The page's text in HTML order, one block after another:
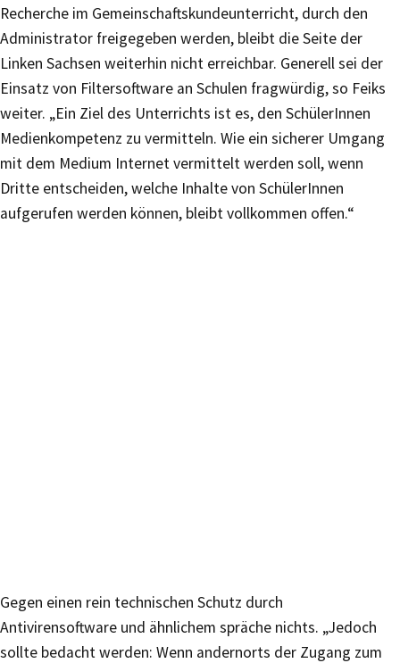
Recherche im Gemeinschaftskundeunterricht, durch den
Administrator freigegeben werden, bleibt die Seite der
Linken Sachsen weiterhin nicht erreichbar. Generell sei der
Einsatz von Filtersoftware an Schulen fragwürdig, so Feiks
weiter. „Ein Ziel des Unterrichts ist es, den SchülerInnen
Medienkompetenz zu vermitteln. Wie ein sicherer Umgang
mit dem Medium Internet vermittelt werden soll, wenn
Dritte entscheiden, welche Inhalte von SchülerInnen
aufgerufen werden können, bleibt vollkommen offen.“
Gegen einen rein technischen Schutz durch
Antivirensoftware und ähnlichem spräche nichts. „Jedoch
sollte bedacht werden: Wenn andernorts der Zugang zum